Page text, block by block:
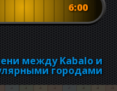
6:00
между Kabalo и
городами